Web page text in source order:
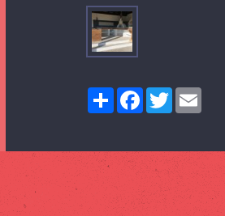
ShareFacebook
TwitterEmail